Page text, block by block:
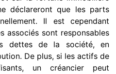
déclareront que les parts
Il est cependant
associés sont responsables
dettes de la société, en
De plus, si les actifs de
un créancier peut